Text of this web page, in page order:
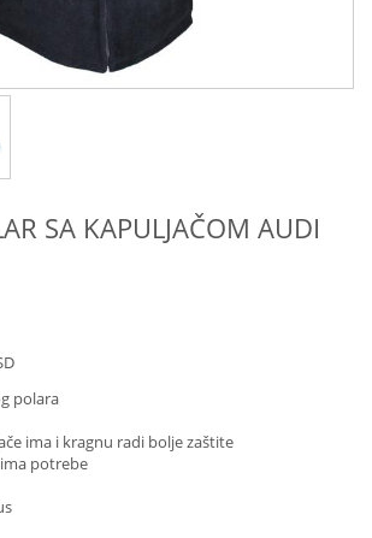
SA KAPULJAČOM AUDI
polara
ima i kragnu radi bolje zaštite
potrebe